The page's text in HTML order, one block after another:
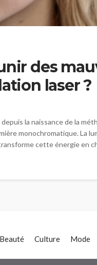
des
laser ?
la naissance de la
monochromatique. La
cette énergie en
Beauté Culture Mode